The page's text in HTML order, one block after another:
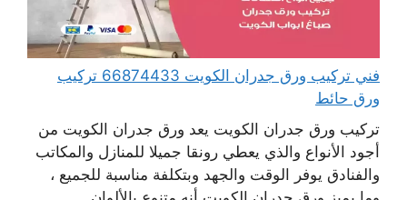
فني تركيب ورق جدران الكويت 66874433 تركيب
ورق حائط
تركيب ورق جدران الكويت يعد ورق جدران الكويت من
أجود الأنواع والذي يعطي رونقا جميلا للمنازل والمكاتب
والفنادق يوفر الوقت والجهد وبتكلفة مناسبة للجميع ،